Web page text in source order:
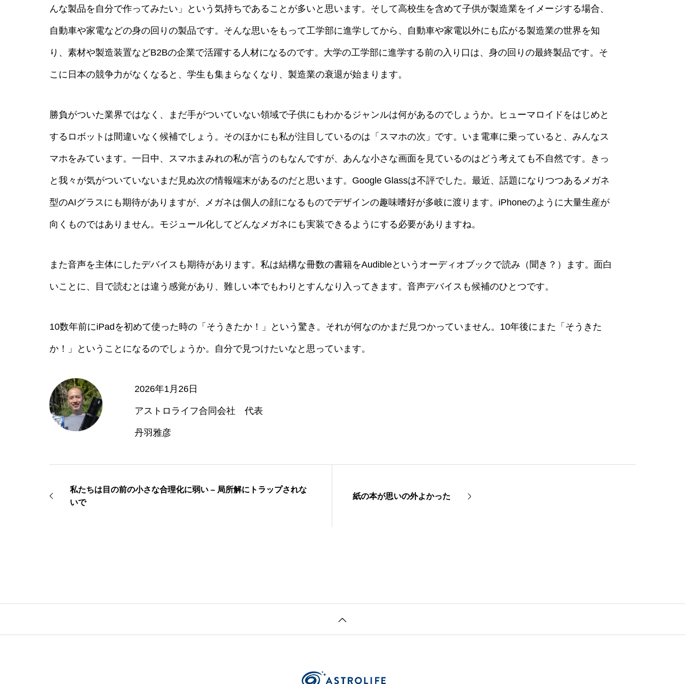
んな製品を自分で作ってみたい」という気持ちであることが多いと思います。そして高校生を含めて子供が製造業をイメージする場合、
自動車や家電などの身の回りの製品です。そんな思いをもって工学部に進学してから、自動車や家電以外にも広がる製造業の世界を知
り、素材や製造装置などB2Bの企業で活躍する人材になるのです。大学の工学部に進学する前の入り口は、身の回りの最終製品です。そ
こに日本の競争力がなくなると、学生も集まらなくなり、製造業の衰退が始まります。
勝負がついた業界ではなく、まだ手がついていない領域で子供にもわかるジャンルは何があるのでしょうか。ヒューマロイドをはじめと
するロボットは間違いなく候補でしょう。そのほかにも私が注目しているのは「スマホの次」です。いま電車に乗っていると、みんなス
マホをみています。一日中、スマホまみれの私が言うのもなんですが、あんな小さな画面を見ているのはどう考えても不自然です。きっ
と我々が気がついていないまだ見ぬ次の情報端末があるのだと思います。Google Glassは不評でした。最近、話題になりつつあるメガネ
型のAIグラスにも期待がありますが、メガネは個人の顔になるものでデザインの趣味嗜好が多岐に渡ります。iPhoneのように大量生産が
向くものではありません。モジュール化してどんなメガネにも実装できるようにする必要がありますね。
また音声を主体にしたデバイスも期待があります。私は結構な冊数の書籍をAudibleというオーディオブックで読み（聞き？）ます。面白
いことに、目で読むとは違う感覚があり、難しい本でもわりとすんなり入ってきます。音声デバイスも候補のひとつです。
10数年前にiPadを初めて使った時の「そうきたか！」という驚き。それが何なのかまだ見つかっていません。10年後にまた「そうきた
か！」ということになるのでしょうか。自分で見つけたいなと思っています。
2026年1月26日
アストロライフ合同会社 代表
丹羽雅彦
私たちは目の前の小さな合理化に弱い – 局所解にトラップされな
いで
紙の本が思いの外よかった